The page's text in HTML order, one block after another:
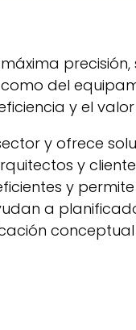
precisión,
del
y el
y ofrece
y
y permite
a